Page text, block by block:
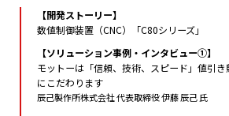
【開発ストーリー】
数値制御装置（CNC）「C80シリーズ」
【ソリューション事例・インタビュー①】
モットーは「信頼、技術、スピード」値引
にこだわります
辰己製作所株式会社 代表取締役 伊藤 辰己 氏